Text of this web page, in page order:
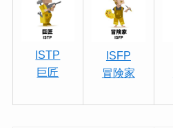
ISTP
巨匠
ISFP
冒険家